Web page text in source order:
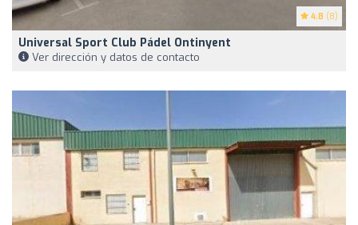
4.8 (8)
Universal Sport Club Pádel Ontinyent
Ver dirección y datos de contacto